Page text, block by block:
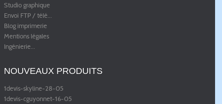
Studio graphique
Envoi FTP / télé...
Blog imprimerie
Mentions légales
Ingénierie...
NOUVEAUX PRODUITS
1devis-skyline-28-05
1devis-cguyonnet-16-05